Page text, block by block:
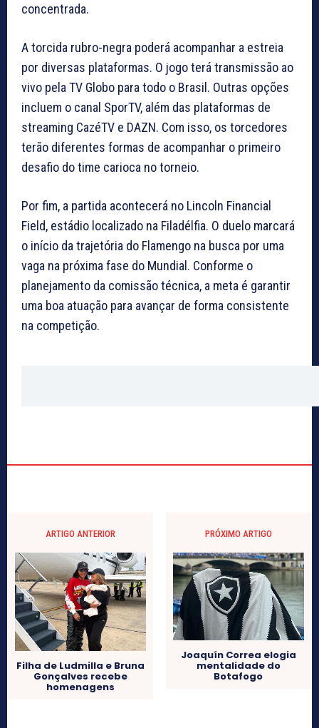
concentrada.
A torcida rubro-negra poderá acompanhar a estreia
por diversas plataformas. O jogo terá transmissão ao
vivo pela TV Globo para todo o Brasil. Outras opções
incluem o canal SporTV, além das plataformas de
streaming CazéTV e DAZN. Com isso, os torcedores
terão diferentes formas de acompanhar o primeiro
desafio do time carioca no torneio.
Por fim, a partida acontecerá no Lincoln Financial
Field, estádio localizado na Filadélfia. O duelo marcará
o início da trajetória do Flamengo na busca por uma
vaga na próxima fase do Mundial. Conforme o
planejamento da comissão técnica, a meta é garantir
uma boa atuação para avançar de forma consistente
na competição.
ARTIGO ANTERIOR
Filha de Ludmilla e Bruna
Gonçalves recebe
homenagens
PRÓXIMO ARTIGO
Joaquín Correa elogia
mentalidade do
Botafogo